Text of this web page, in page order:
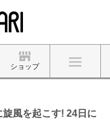
ショップ
風を起こす! 24日に